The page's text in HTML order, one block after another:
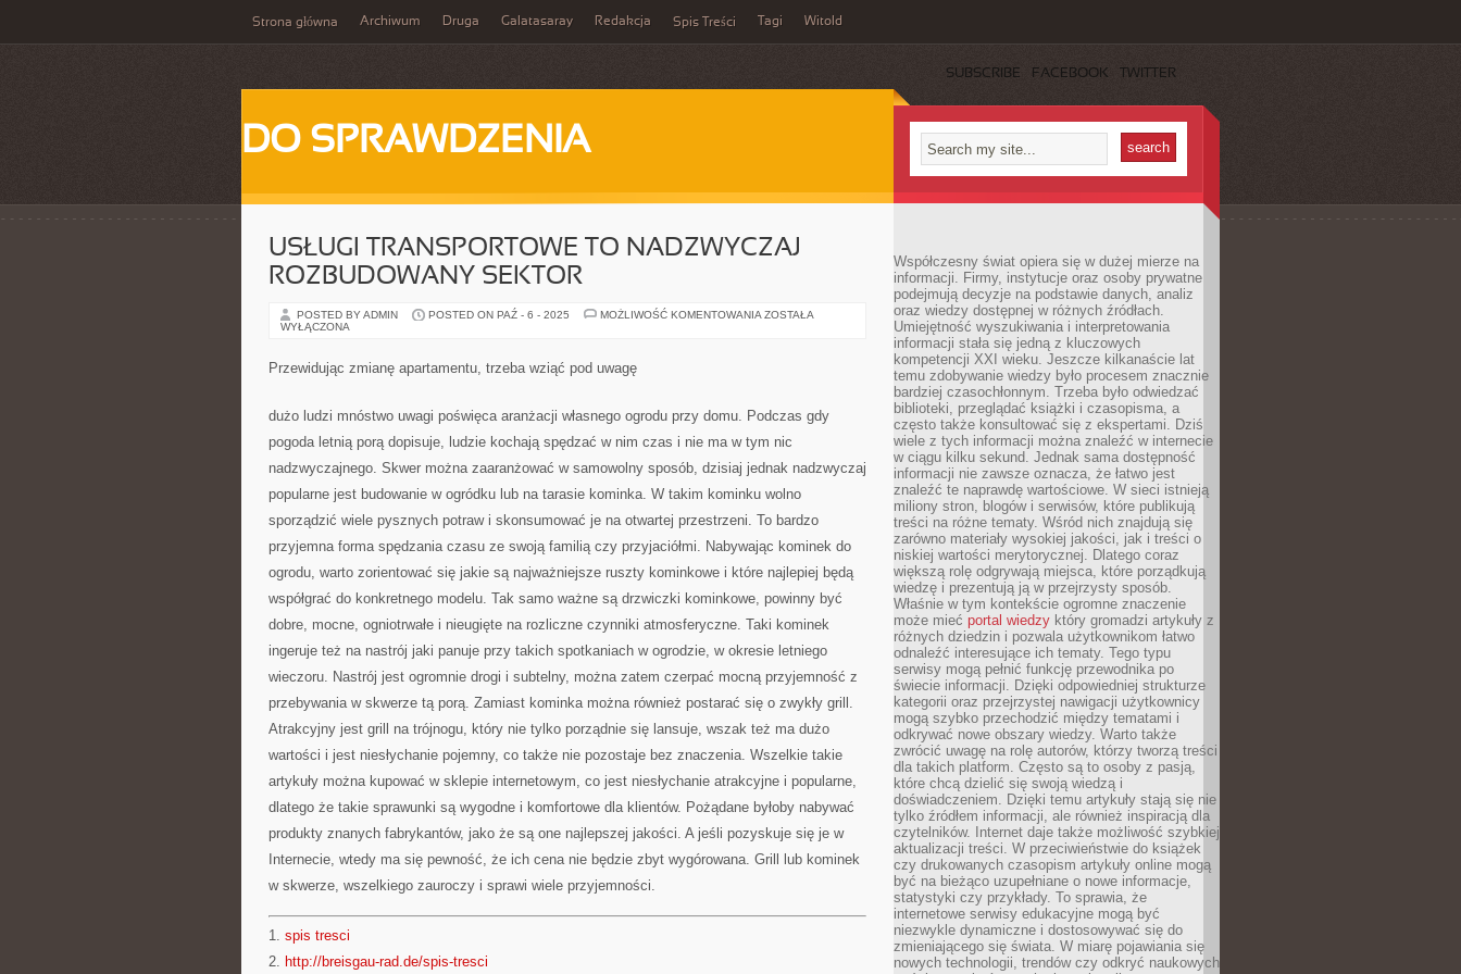
Strona główna Archiwum Druga Galatasaray Redakcja Spis Treści Tagi Witold
SUBSCRIBE FACEBOOK TWITTER
DO SPRAWDZENIA
USŁUGI TRANSPORTOWE TO NADZWYCZAJ
ROZBUDOWANY SEKTOR
POSTED BY ADMIN POSTED ON PAŹ - 6 - 2025 MOŻLIWOŚĆ KOMENTOWANIA USŁUGI
ZOSTAŁA
WYŁĄCZONA
Przewidując zmianę apartamentu, trzeba wziąć pod uwagę
dużo ludzi mnóstwo uwagi poświęca aranżacji własnego ogrodu przy domu. Podczas gdy
pogoda letnią porą dopisuje, ludzie kochają spędzać w nim czas i nie ma w tym nic
nadzwyczajnego. Skwer można zaaranżować w samowolny sposób, dzisiaj jednak nadzwyczaj
popularne jest budowanie w ogródku lub na tarasie kominka. W takim kominku wolno
sporządzić wiele pysznych potraw i skonsumować je na otwartej przestrzeni. To bardzo
przyjemna forma spędzania czasu ze swoją familią czy przyjaciółmi. Nabywając kominek do
ogrodu, warto zorientować się jakie są najważniejsze ruszty kominkowe i które najlepiej będą
współgrać do konkretnego modelu. Tak samo ważne są drzwiczki kominkowe, powinny być
dobre, mocne, ogniotrwałe i nieugięte na rozliczne czynniki atmosferyczne. Taki kominek
ingeruje też na nastrój jaki panuje przy takich spotkaniach w ogrodzie, w okresie letniego
wieczoru. Nastrój jest ogromnie drogi i subtelny, można zatem czerpać mocną przyjemność z
przebywania w skwerze tą porą. Zamiast kominka można również postarać się o zwykły grill.
Atrakcyjny jest grill na trójnogu, który nie tylko porządnie się lansuje, wszak też ma dużo
wartości i jest niesłychanie pojemny, co także nie pozostaje bez znaczenia. Wszelkie takie
artykuły można kupować w sklepie internetowym, co jest niesłychanie atrakcyjne i popularne,
dlatego że takie sprawunki są wygodne i komfortowe dla klientów. Pożądane byłoby nabywać
produkty znanych fabrykantów, jako że są one najlepszej jakości. A jeśli pozyskuje się je w
Internecie, wtedy ma się pewność, że ich cena nie będzie zbyt wygórowana. Grill lub kominek
w skwerze, wszelkiego zauroczy i sprawi wiele przyjemności.
1. spis tresci
2. http://breisgau-rad.de/spis-tresci
Współczesny świat opiera się w dużej mierze na
informacji. Firmy, instytucje oraz osoby prywatne
podejmują decyzje na podstawie danych, analiz
oraz wiedzy dostępnej w różnych źródłach.
Umiejętność wyszukiwania i interpretowania
informacji stała się jedną z kluczowych
kompetencji XXI wieku. Jeszcze kilkanaście lat
temu zdobywanie wiedzy było procesem znacznie
bardziej czasochłonnym. Trzeba było odwiedzać
biblioteki, przeglądać książki i czasopisma, a
często także konsultować się z ekspertami. Dziś
wiele z tych informacji można znaleźć w internecie
w ciągu kilku sekund. Jednak sama dostępność
informacji nie zawsze oznacza, że łatwo jest
znaleźć te naprawdę wartościowe. W sieci istnieją
miliony stron, blogów i serwisów, które publikują
treści na różne tematy. Wśród nich znajdują się
zarówno materiały wysokiej jakości, jak i treści o
niskiej wartości merytorycznej. Dlatego coraz
większą rolę odgrywają miejsca, które porządkują
wiedzę i prezentują ją w przejrzysty sposób.
Właśnie w tym kontekście ogromne znaczenie
może mieć portal wiedzy który gromadzi artykuły z
różnych dziedzin i pozwala użytkownikom łatwo
odnaleźć interesujące ich tematy. Tego typu
serwisy mogą pełnić funkcję przewodnika po
świecie informacji. Dzięki odpowiedniej strukturze
kategorii oraz przejrzystej nawigacji użytkownicy
mogą szybko przechodzić między tematami i
odkrywać nowe obszary wiedzy. Warto także
zwrócić uwagę na rolę autorów, którzy tworzą treści
dla takich platform. Często są to osoby z pasją,
które chcą dzielić się swoją wiedzą i
doświadczeniem. Dzięki temu artykuły stają się nie
tylko źródłem informacji, ale również inspiracją dla
czytelników. Internet daje także możliwość szybkiej
aktualizacji treści. W przeciwieństwie do książek
czy drukowanych czasopism artykuły online mogą
być na bieżąco uzupełniane o nowe informacje,
statystyki czy przykłady. To sprawia, że
internetowe serwisy edukacyjne mogą być
niezwykle dynamiczne i dostosowywać się do
zmieniającego się świata. W miarę pojawiania się
nowych technologii, trendów czy odkryć naukowych